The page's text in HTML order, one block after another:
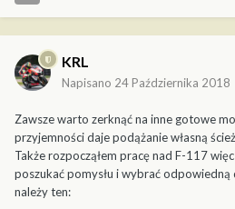
KRL
Napisano 24 Października 2018
Zawsze warto zerknąć na inne gotowe
przyjemności daje podążanie własną
Także rozpocząłem pracę nad F-117
poszukać pomysłu i wybrać
należy ten: